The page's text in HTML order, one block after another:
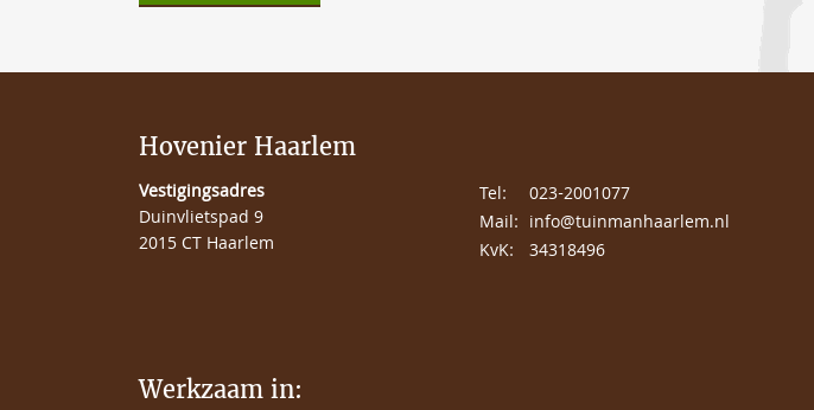
Hovenier Haarlem
Vestigingsadres
Duinvlietspad 9
2015 CT Haarlem
Tel:
023-2001077
Mail: info@tuinmanhaarlem.nl
KvK: 34318496
Werkzaam in: